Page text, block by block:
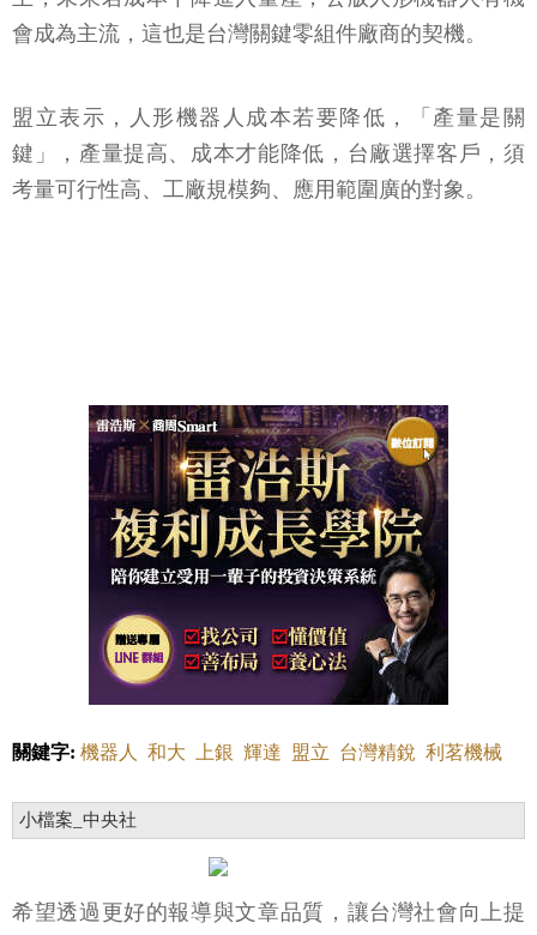
會成為主流，這也是台灣關鍵零組件廠商的契機。
盟立表示，人形機器人成本若要降低，「產量是關
鍵」，產量提高、成本才能降低，台廠選擇客戶，須
考量可行性高、工廠規模夠、應用範圍廣的對象。
關鍵字: 機器人 和大 上銀 輝達 盟立 台灣精銳 利茗機械
小檔案_中央社
希望透過更好的報導與文章品質，讓台灣社會向上提